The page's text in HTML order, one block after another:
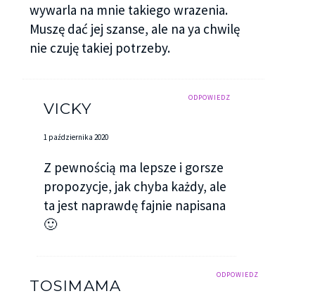
wywarla na mnie takiego wrazenia.
Muszę dać jej szanse, ale na ya chwilę
nie czuję takiej potrzeby.
ODPOWIEDZ
VICKY
1 października 2020
Z pewnością ma lepsze i gorsze
propozycje, jak chyba każdy, ale
ta jest naprawdę fajnie napisana
🙂
ODPOWIEDZ
TOSIMAMA